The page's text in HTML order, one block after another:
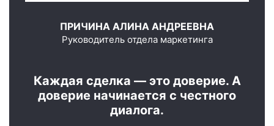
ПРИЧИНА АЛИНА АНДРЕЕВНА
Руководитель отдела маркетинга
Каждая сделка — это доверие. А
доверие начинается с честного
диалога.